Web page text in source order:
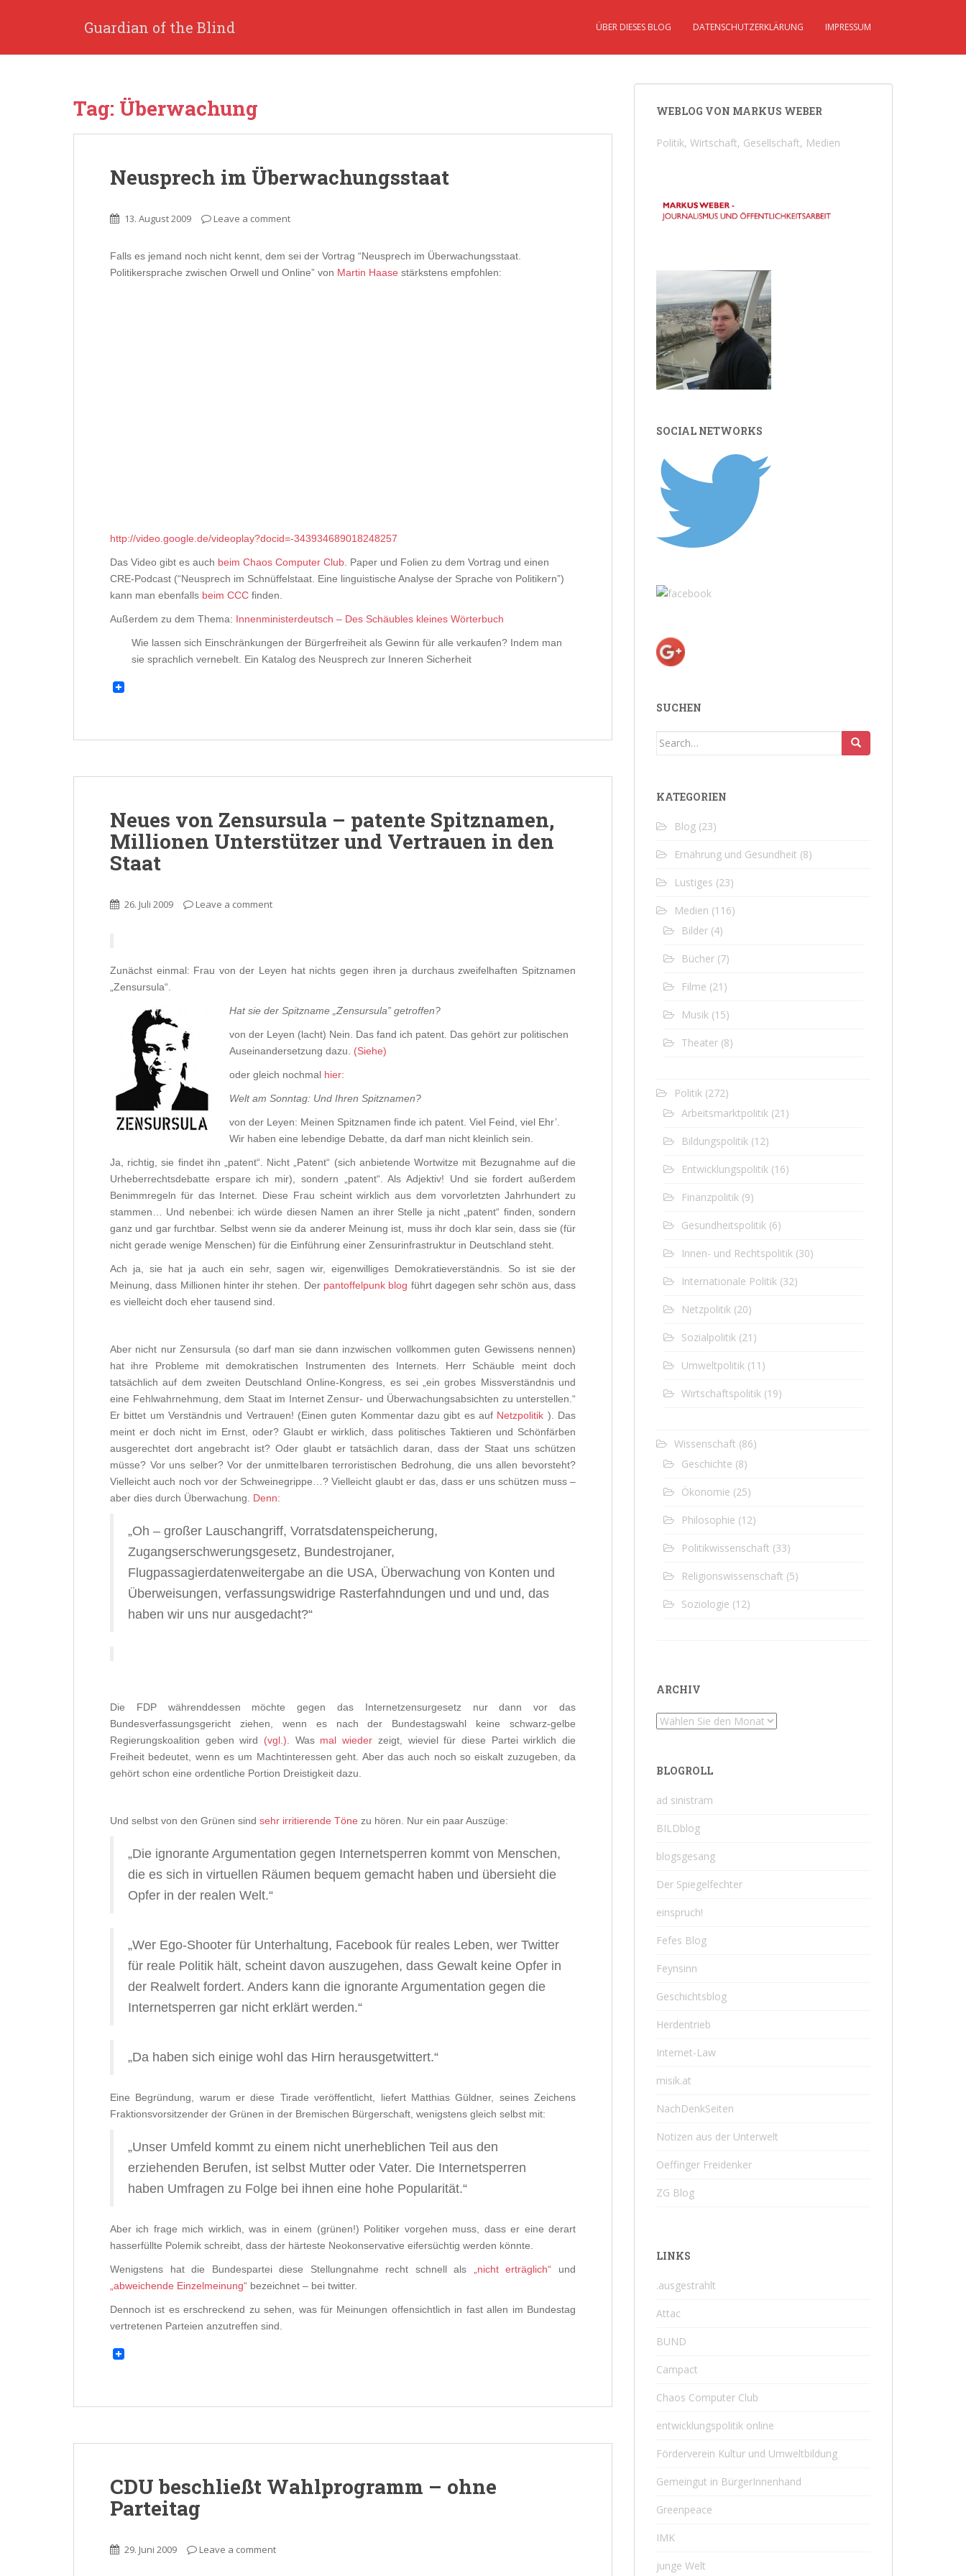
p
Guardian of the Blind ÜBER DIESES BLOG DATENSCHUTZERKLÄRUNG IMPRESSUM
Tag: Überwachung
Neusprech im Überwachungsstaat
13. August 2009 Leave a comment
Falls es jemand noch nicht kennt, dem sei der Vortrag “Neusprech im Überwachungsstaat.
Politikersprache zwischen Orwell und Online” von Martin Haase stärkstens empfohlen:
http://video.google.de/videoplay?docid=-343934689018248257
Das Video gibt es auch beim Chaos Computer Club . Paper und Folien zu dem Vortrag und einen
CRE-Podcast (“Neusprech im Schnüffelstaat. Eine linguistische Analyse der Sprache von Politikern”)
kann man ebenfalls beim CCC finden.
Außerdem zu dem Thema: Innenministerdeutsch – Des Schäubles kleines Wörterbuch
Wie lassen sich Einschränkungen der Bürgerfreiheit als Gewinn für alle verkaufen? Indem man
sie sprachlich vernebelt. Ein Katalog des Neusprech zur Inneren Sicherheit
Neues von Zensursula – patente Spitznamen,
Millionen Unterstützer und Vertrauen in den
Staat
26. Juli 2009 Leave a comment
Zunächst einmal: Frau von der Leyen hat nichts gegen ihren ja durchaus zweifelhaften Spitznamen
„Zensursula“.
Hat sie der Spitzname „Zensursula” getroffen?
von der Leyen (lacht) Nein. Das fand ich patent. Das gehört zur politischen
Auseinandersetzung dazu.
(Siehe)
oder gleich nochmal hier:
Welt am Sonntag: Und Ihren Spitznamen?
von der Leyen: Meinen Spitznamen finde ich patent. Viel Feind, viel Ehr’.
Wir haben eine lebendige Debatte, da darf man nicht kleinlich sein.
Ja, richtig, sie findet ihn „patent“. Nicht „Patent“ (sich anbietende Wortwitze mit Bezugnahme auf die
Urheberrechtsdebatte erspare ich mir), sondern „patent“. Als Adjektiv! Und sie fordert außerdem
Benimmregeln für das Internet. Diese Frau scheint wirklich aus dem vorvorletzten Jahrhundert zu
stammen… Und nebenbei: ich würde diesen Namen an ihrer Stelle ja nicht „patent“ finden, sondern
ganz und gar furchtbar. Selbst wenn sie da anderer Meinung ist, muss ihr doch klar sein, dass sie (für
nicht gerade wenige Menschen) für die Einführung einer Zensurinfrastruktur in Deutschland steht.
Ach ja, sie hat ja auch ein sehr, sagen wir, eigenwilliges Demokratieverständnis. So ist sie der
Meinung, dass Millionen hinter ihr stehen. Der pantoffelpunk blog führt dagegen sehr schön aus, dass
es vielleicht doch eher tausend sind.
Aber nicht nur Zensursula (so darf man sie dann inzwischen vollkommen guten Gewissens nennen)
hat ihre Probleme mit demokratischen Instrumenten des Internets. Herr Schäuble meint doch
tatsächlich auf dem zweiten Deutschland Online-Kongress, es sei „ein grobes Missverständnis und
eine Fehlwahrnehmung, dem Staat im Internet Zensur- und Überwachungsabsichten zu unterstellen.“
Er bittet um Verständnis und Vertrauen! (Einen guten Kommentar dazu gibt es auf Netzpolitik ). Das
meint er doch nicht im Ernst, oder? Glaubt er wirklich, dass politisches Taktieren und Schönfärben
ausgerechtet dort angebracht ist? Oder glaubt er tatsächlich daran, dass der Staat uns schützen
müsse? Vor uns selber? Vor der unmittelbaren terroristischen Bedrohung, die uns allen bevorsteht?
Vielleicht auch noch vor der Schweinegrippe…? Vielleicht glaubt er das, dass er uns schützen muss –
aber dies durch Überwachung. Denn:
„Oh – großer Lauschangriff, Vorratsdatenspeicherung,
Zugangserschwerungsgesetz, Bundestrojaner,
Flugpassagierdatenweitergabe an die USA, Überwachung von Konten und
Überweisungen, verfassungswidrige Rasterfahndungen und und und, das
haben wir uns nur ausgedacht?“
Die FDP währenddessen möchte gegen das Internetzensurgesetz nur dann vor das
Bundesverfassungsgericht ziehen, wenn es nach der Bundestagswahl keine schwarz-gelbe
Regierungskoalition geben wird (vgl.) . Was mal wieder zeigt, wieviel für diese Partei wirklich die
Freiheit bedeutet, wenn es um Machtinteressen geht. Aber das auch noch so eiskalt zuzugeben, da
gehört schon eine ordentliche Portion Dreistigkeit dazu.
Und selbst von den Grünen sind sehr irritierende Töne zu hören. Nur ein paar Auszüge:
„Die ignorante Argumentation gegen Internetsperren kommt von Menschen,
die es sich in virtuellen Räumen bequem gemacht haben und übersieht die
Opfer in der realen Welt.“
„Wer Ego-Shooter für Unterhaltung, Facebook für reales Leben, wer Twitter
für reale Politik hält, scheint davon auszugehen, dass Gewalt keine Opfer in
der Realwelt fordert. Anders kann die ignorante Argumentation gegen die
Internetsperren gar nicht erklärt werden.“
„Da haben sich einige wohl das Hirn herausgetwittert.“
Eine Begründung, warum er diese Tirade veröffentlicht, liefert Matthias Güldner, seines Zeichens
Fraktionsvorsitzender der Grünen in der Bremischen Bürgerschaft, wenigstens gleich selbst mit:
„Unser Umfeld kommt zu einem nicht unerheblichen Teil aus den
erziehenden Berufen, ist selbst Mutter oder Vater. Die Internetsperren
haben Umfragen zu Folge bei ihnen eine hohe Popularität.“
Aber ich frage mich wirklich, was in einem (grünen!) Politiker vorgehen muss, dass er eine derart
hasserfüllte Polemik schreibt, dass der härteste Neokonservative eifersüchtig werden könnte.
Wenigstens hat die Bundespartei diese Stellungnahme recht schnell als „nicht erträglich“ und
„abweichende Einzelmeinung“ bezeichnet – bei twitter.
Dennoch ist es erschreckend zu sehen, was für Meinungen offensichtlich in fast allen im Bundestag
vertretenen Parteien anzutreffen sind.
CDU beschließt Wahlprogramm – ohne
Parteitag
29. Juni 2009 Leave a comment
WEBLOG VON MARKUS WEBER
Politik, Wirtschaft, Gesellschaft, Medien
SOCIAL NETWORKS
SUCHEN
Search
KATEGORIEN
Blog (23)
Ernährung und Gesundheit (8)
Lustiges (23)
Medien (116)
Bilder (4)
Bücher (7)
Filme (21)
Musik (15)
Theater (8)
Politik (272)
Arbeitsmarktpolitik (21)
Bildungspolitik (12)
Entwicklungspolitik (16)
Finanzpolitik (9)
Gesundheitspolitik (6)
Innen- und Rechtspolitik (30)
Internationale Politik (32)
Netzpolitik (20)
Sozialpolitik (21)
Umweltpolitik (11)
Wirtschaftspolitik (19)
Wissenschaft (86)
Geschichte (8)
Ökonomie (25)
Philosophie (12)
Politikwissenschaft (33)
Religionswissenschaft (5)
Soziologie (12)
ARCHIV
Archiv
BLOGROLL
ad sinistram
BILDblog
blogsgesang
Der Spiegelfechter
einspruch!
Fefes Blog
Feynsinn
Geschichtsblog
Herdentrieb
Internet-Law
misik.at
NachDenkSeiten
Notizen aus der Unterwelt
Oeffinger Freidenker
ZG Blog
LINKS
.ausgestrahlt
Attac
BUND
Campact
Chaos Computer Club
entwicklungspolitik online
Förderverein Kultur und Umweltbildung
Gemeingut in BürgerInnenhand
Greenpeace
IMK
junge Welt